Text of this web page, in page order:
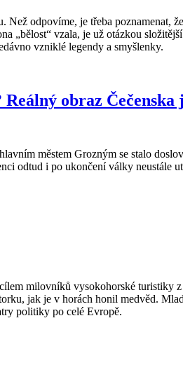
Než odpovíme, je třeba poznamenat,
„bělost“ vzala, je už otázkou
vzniklé legendy a smyšlenky.
obraz Čečenska
městem Grozným se stalo
odtud i po ukončení války neustále
milovníků vysokohorské turistiky
jak je v horách honil medvěd.
politiky po celé Evropě.